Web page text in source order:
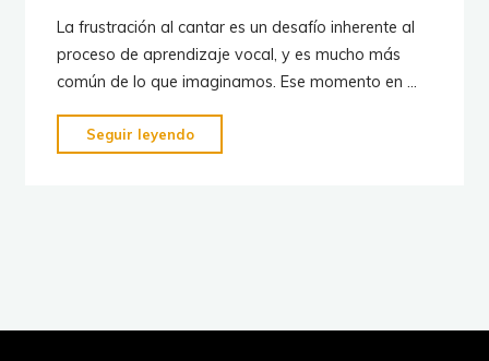
La frustración al cantar es un desafío inherente al
proceso de aprendizaje vocal, y es mucho más
común de lo que imaginamos. Ese momento en …
Seguir leyendo